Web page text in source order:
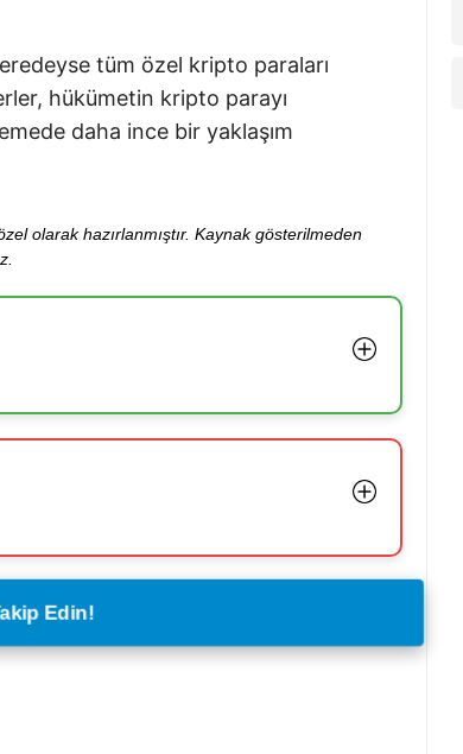
tüm özel kripto paraları
hükümetin kripto parayı
daha ince bir yaklaşım
olarak hazırlanmıştır. Kaynak gösterilmeden
Edin!